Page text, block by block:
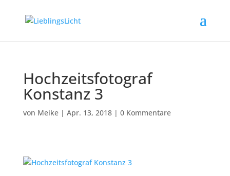
Hochzeitsfotograf
Konstanz 3
von Meike| Apr. 13, 2018| 0 Kommentare